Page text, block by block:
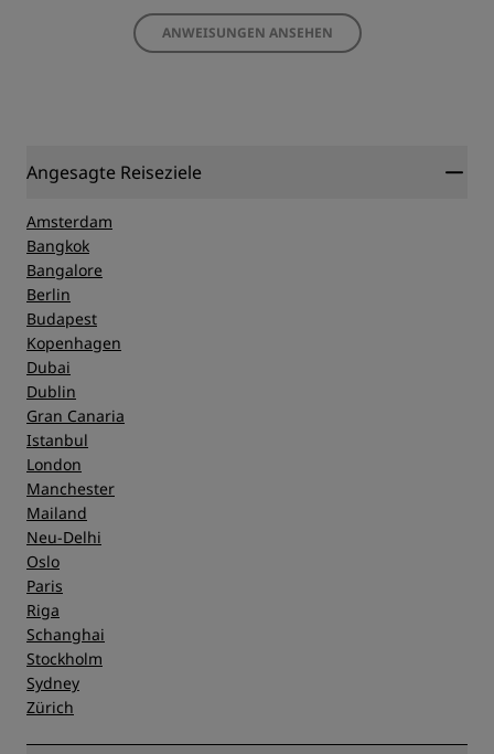
ANWEISUNGEN ANSEHEN
Angesagte Reiseziele
Amsterdam
Bangkok
Bangalore
Berlin
Budapest
Kopenhagen
Dubai
Dublin
Gran Canaria
Istanbul
London
Manchester
Mailand
Neu-Delhi
Oslo
Paris
Riga
Schanghai
Stockholm
Sydney
Zürich